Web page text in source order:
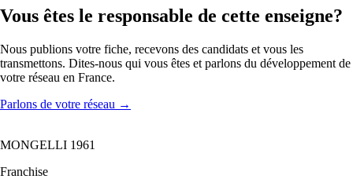
Vous êtes le responsable de cette enseigne?
Nous publions votre fiche, recevons des candidats et vous les
transmettons. Dites-nous qui vous êtes et parlons du développement de
votre réseau en France.
Parlons de votre réseau →
MONGELLI 1961
Franchise